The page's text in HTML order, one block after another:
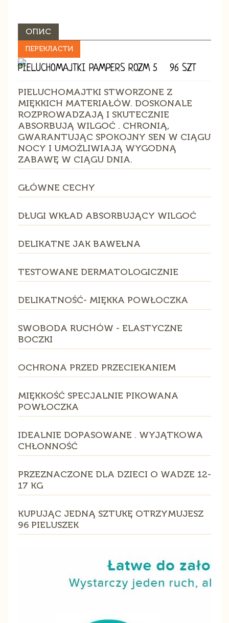
ОПИС
ПЕРЕКЛАСТИ
PIELUCHOMAJTKI PAMPERS ROZM 5 96 SZT
PIELUCHOMAJTKI STWORZONE Z
MIĘKKICH MATERIAŁÓW. DOSKONALE
ROZPROWADZAJĄ I SKUTECZNIE
ABSORBUJĄ WILGOĆ . CHRONIĄ,
GWARANTUJĄC SPOKOJNY SEN W CIĄGU
NOCY I UMOŻLIWIAJĄ WYGODNĄ
ZABAWĘ W CIĄGU DNIA.
GŁÓWNE CECHY
DŁUGI WKŁAD ABSORBUJĄCY WILGOĆ
DELIKATNE JAK BAWEŁNA
TESTOWANE DERMATOLOGICZNIE
DELIKATNOŚĆ- MIĘKKA POWŁOCZKA
SWOBODA RUCHÓW - ELASTYCZNE
BOCZKI
OCHRONA PRZED PRZECIEKANIEM
MIĘKKOŚĆ SPECJALNIE PIKOWANA
POWŁOCZKA
IDEALNIE DOPASOWANE . WYJĄTKOWA
CHŁONNOŚĆ
PRZEZNACZONE DLA DZIECI O WADZE 12-
17 KG
KUPUJĄC JEDNĄ SZTUKĘ OTRZYMUJESZ
96 PIELUSZEK